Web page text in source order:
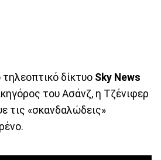
δίκτυο Sky News
του Ασάνζ, η Τζένιφερ
τις «σκανδαλώδεις»